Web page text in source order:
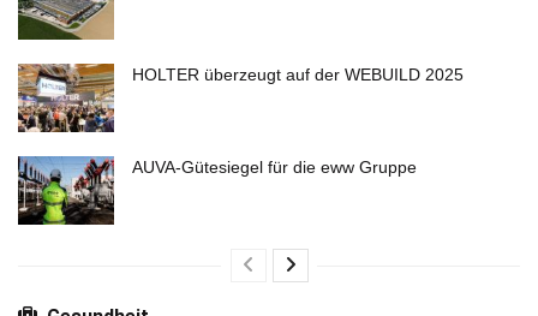
HOLTER überzeugt auf der WEBUILD 2025
AUVA-Gütesiegel für die eww Gruppe